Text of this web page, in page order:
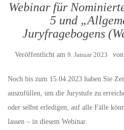
Webinar für
5 und
Juryfragebogens
Veröffentlicht am 9. Januar 2023 von
Noch bis zum 15.04.2023 haben Sie
auszufüllen, um die Jurystufe zu
oder selbst erledigen, auf alle Fälle
lassen – in diesem Webinar.